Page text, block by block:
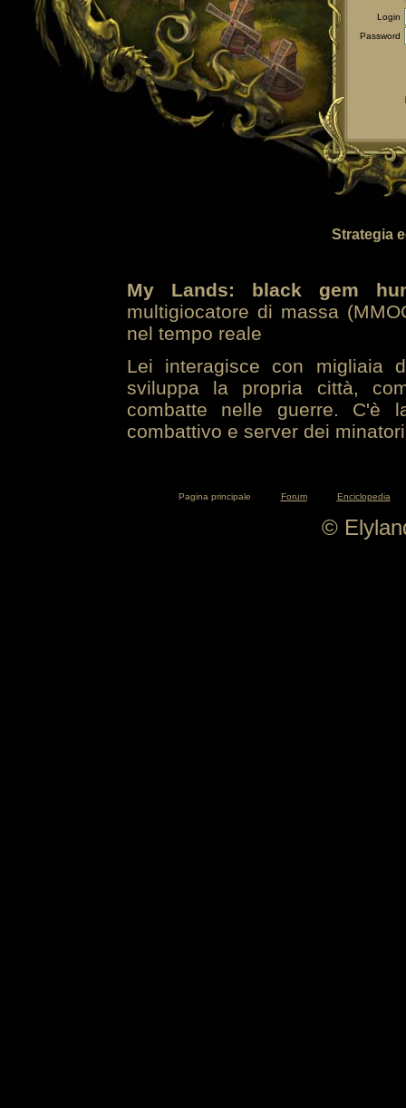
Login
Password
Strategia
My Lands: black gem
multigiocatore di massa
nel tempo reale
Lei interagisce con migliaia
sviluppa la propria città,
combatte nelle guerre. C'è
combattivo e server dei
Pagina principale Forum Enciclopedia
©